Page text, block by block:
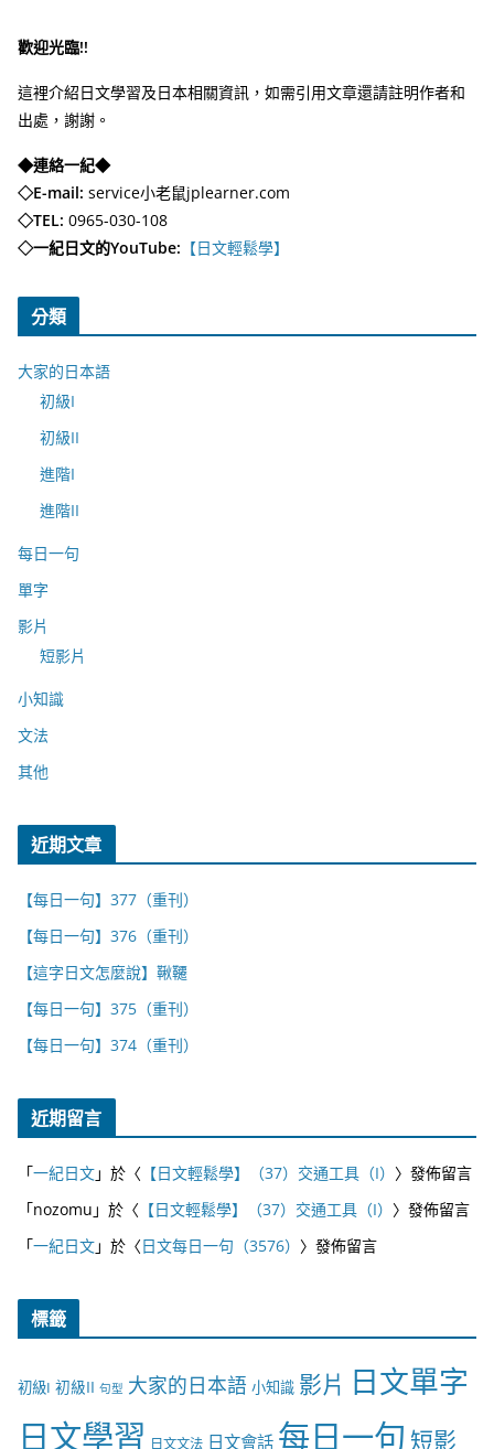
歡迎光臨!!
這裡介紹日文學習及日本相關資訊，如需引用文章還請註明作者和
出處，謝謝。
◆連絡一紀◆
◇E-mail: service小老鼠jplearner.com
◇TEL: 0965-030-108
◇一紀日文的YouTube: 【日文輕鬆學】
分類
大家的日本語
初級I
初級II
進階I
進階II
每日一句
單字
影片
短影片
小知識
文法
其他
近期文章
【每日一句】377（重刊）
【每日一句】376（重刊）
【這字日文怎麼說】鞦韆
【每日一句】375（重刊）
【每日一句】374（重刊）
近期留言
「一紀日文」於〈 【日文輕鬆學】（37）交通工具（I） 〉發佈留言
「nozomu 」於〈 【日文輕鬆學】（37）交通工具（I） 〉發佈留言
「一紀日文」於〈日文每日一句（3576） 〉發佈留言
標籤
初級I 初級II 句型 大家的日本語 小知識 影片 日文單字
日文學習 日文文法 日文會話 每日一句 短影